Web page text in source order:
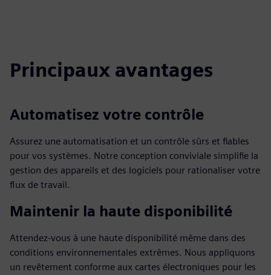
Principaux avantages
Automatisez votre contrôle
Assurez une automatisation et un contrôle sûrs et fiables
pour vos systèmes. Notre conception conviviale simplifie la
gestion des appareils et des logiciels pour rationaliser votre
flux de travail.
Maintenir la haute disponibilité
Attendez-vous à une haute disponibilité même dans des
conditions environnementales extrêmes. Nous appliquons
un revêtement conforme aux cartes électroniques pour les